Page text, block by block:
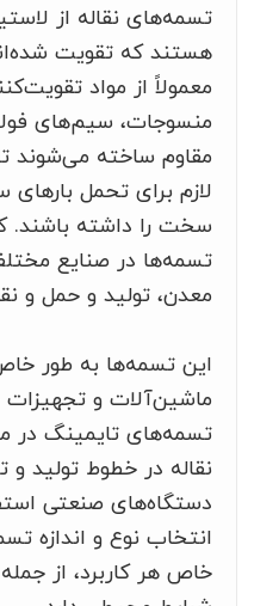
تسمه‌های نقاله از
هستند که تقویت
معمولاً از مواد
منسوجات، سیم‌های
مقاوم ساخته می‌شوند
لازم برای تحمل
سخت را داشته باشند.
تسمه‌ها در صنایع
معدن، تولید و حمل و
این تسمه‌ها به طور
ماشین‌آلات و تجهیزات
تسمه‌های تایمینگ در
نقاله در خطوط تولید
دستگاه‌های صنعتی
انتخاب نوع و اندازه
خاص هر کاربرد، از